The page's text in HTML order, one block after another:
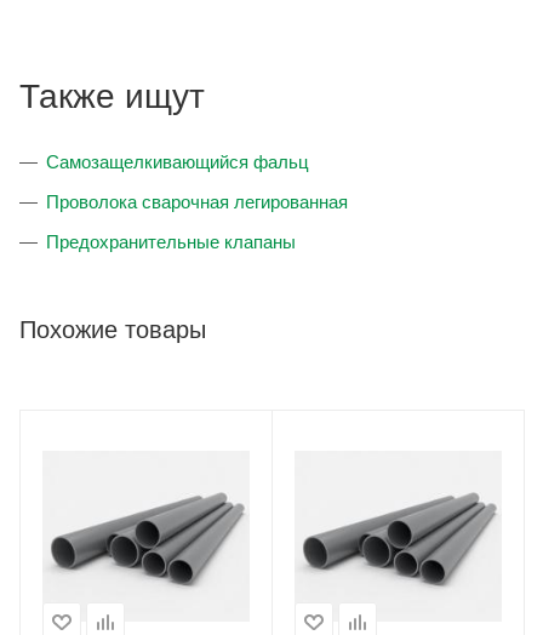
Также ищут
Самозащелкивающийся фальц
Проволока сварочная легированная
Предохранительные клапаны
Похожие товары